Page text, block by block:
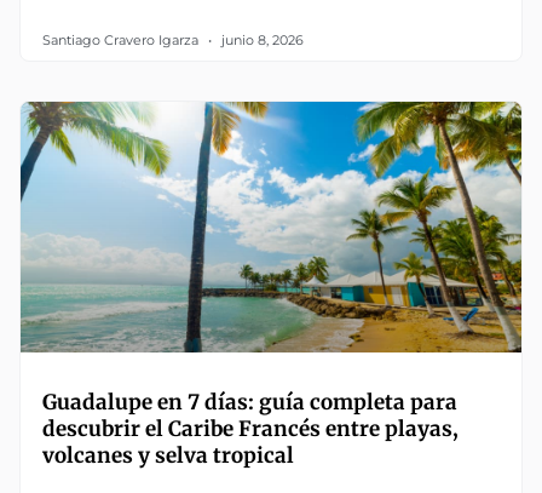
Santiago Cravero Igarza junio 8, 2026
Guadalupe en 7 días: guía completa para
descubrir el Caribe Francés entre playas,
volcanes y selva tropical